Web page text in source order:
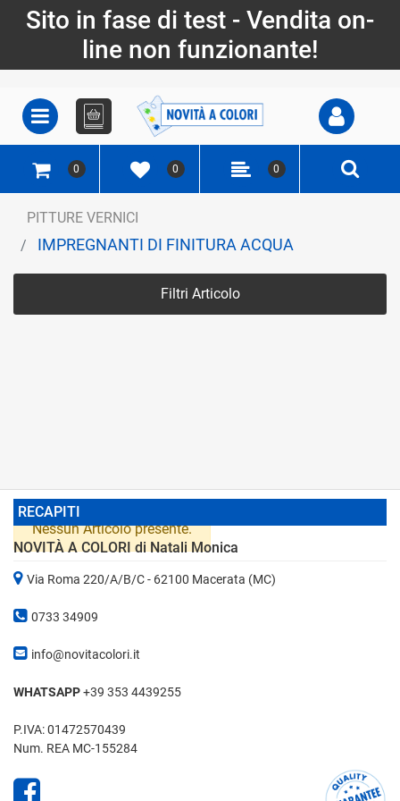
Sito in fase di test - Vendita on-
line non funzionante!
Open Open menu
0 0 0
PITTURE VERNICI
IMPREGNANTI DI FINITURA ACQUA
Filtri Articolo
Nessun Articolo presente.
RECAPITI
NOVITÀ A COLORI di Natali Monica
Via Roma 220/A/B/C - 62100 Macerata (MC)
0733 34909
info@novitacolori.it
WHATSAPP+39 353 4439255
P.IVA: 01472570439
Num. REA MC-155284
Facebook